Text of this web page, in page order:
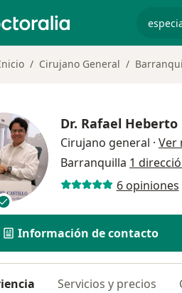
Cirujano General
Dr. Rafael Heberto
Cirujano general · Ver
Barranquilla 1
6 opiniones
Información de contacto
Servicios y precios